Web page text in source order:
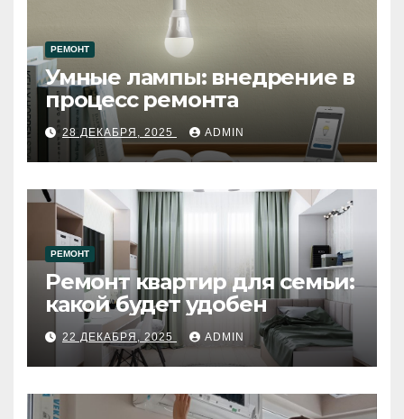
РЕМОНТ
Умные лампы: внедрение в
процесс ремонта
28 ДЕКАБРЯ, 2025 ADMIN
РЕМОНТ
Ремонт квартир для семьи:
какой будет удобен
22 ДЕКАБРЯ, 2025 ADMIN